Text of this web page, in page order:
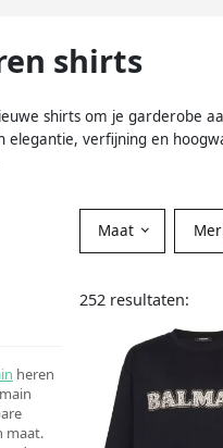
shirts
shirts om je garderobe
elegantie, verfijning en
heren
maat.
Maat
252 resultaten: